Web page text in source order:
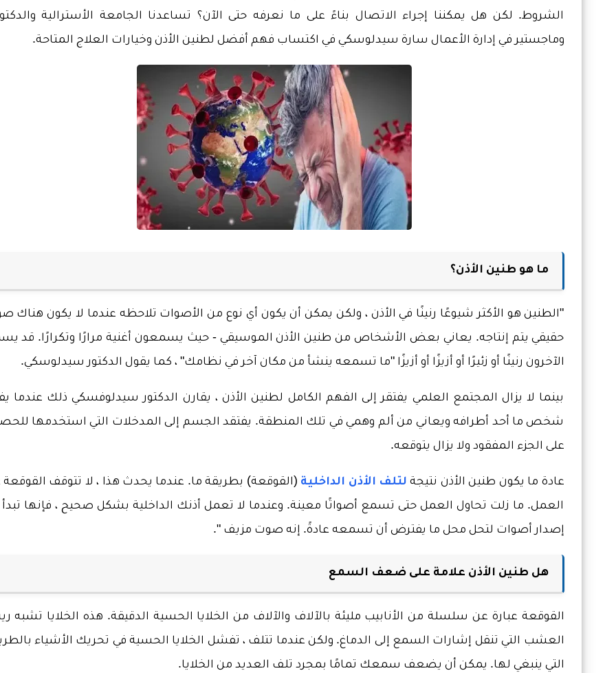
الشروط. لكن هل يمكننا إجراء الاتصال بناءً على ما نعرفه حتى الآن؟ تساعدنا الجامعة الأسترالية
وماجستير في إدارة الأعمال سارة سيدلوسكي في اكتساب فهم أفضل لطنين الأذن وخيارات العلاج المتاحة.
ما هو طنين الأذن؟
"الطنين هو الأكثر شيوعًا رنينًا في الأذن ، ولكن يمكن أن يكون أي نوع من الأصوات تلاحظه عندما لا يكون هناك
حقيقي يتم إنتاجه. يعاني بعض الأشخاص من طنين الأذن الموسيقي - حيث يسمعون أغنية مرارًا وتكرارًا. قد
الآخرون رنينًا أو زئيرًا أو أزيزًا أو أزيزًا "ما تسمعه ينشأ من مكان آخر في نظامك" ، كما يقول الدكتور سيدلوسكي.
بينما لا يزال المجتمع العلمي يفتقر إلى الفهم الكامل لطنين الأذن ، يقارن الدكتور سيدلوفسكي ذلك عندما
شخص ما أحد أطرافه ويعاني من ألم وهمي في تلك المنطقة. يفتقد الجسم إلى المدخلات التي استخدمها
على الجزء المفقود ولا يزال يتوقعه.
عادة ما يكون طنين الأذن نتيجة لتلف الأذن الداخلية (القوقعة) بطريقة ما. عندما يحدث هذا ، لا تتوقف
العمل. ما زلت تحاول العمل حتى تسمع أصواتًا معينة. وعندما لا تعمل أذنك الداخلية بشكل صحيح ، فإنها
إصدار أصوات لتحل محل ما يفترض أن تسمعه عادةً. إنه صوت مزيف ".
هل طنين الأذن علامة على ضعف السمع
القوقعة عبارة عن سلسلة من الأنابيب مليئة بالآلاف والآلاف من الخلايا الحسية الدقيقة. هذه الخلايا تشبه
العشب التي تنقل إشارات السمع إلى الدماغ. ولكن عندما تتلف ، تفشل الخلايا الحسية في تحريك الأشياء
التي ينبغي لها. يمكن أن يضعف سمعك تمامًا بمجرد تلف العديد من الخلايا.